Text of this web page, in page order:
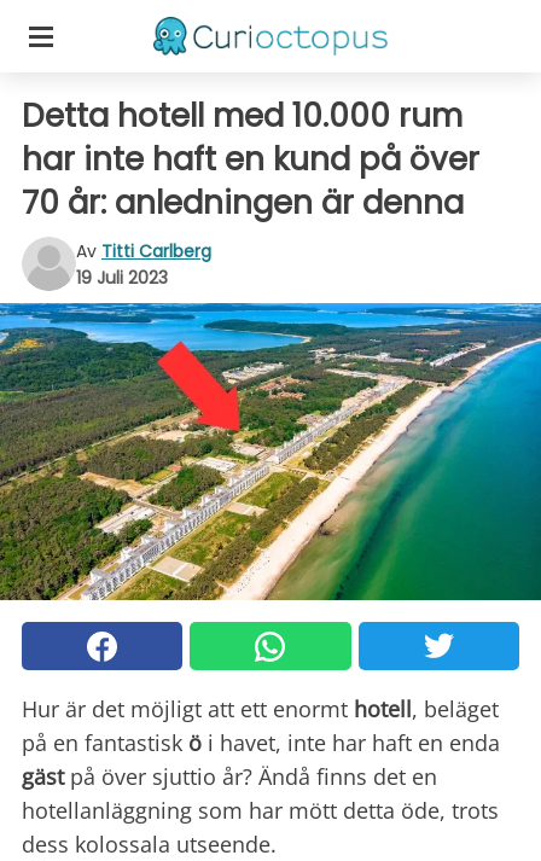
Detta hotell med 10.000 rum
har inte haft en kund på över
70 år: anledningen är denna
Av Titti Carlberg
19 Juli 2023
Hur är det möjligt att ett enormt hotell, beläget
på en fantastisk ö i havet, inte har haft en enda
gästpå över sjuttio år? Ändå finns det en
hotellanläggning som har mött detta öde, trots
dess kolossala utseende.